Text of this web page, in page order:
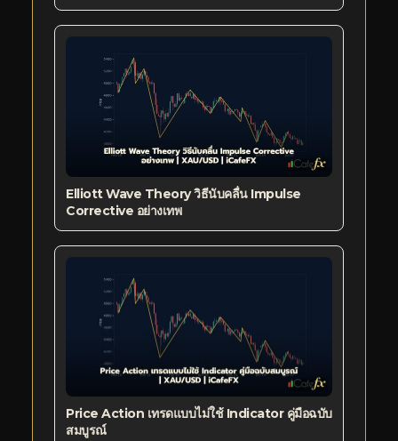
Elliott Wave Theory วิธีนับคลื่น Impulse
Corrective อย่างเทพ
Price Action เทรดแบบไม่ใช้ Indicator คู่มือฉบับ
สมบูรณ์